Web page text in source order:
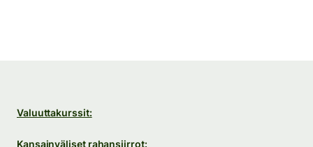
Valuuttakurssit:
Kansainväliset rahansiirrot: